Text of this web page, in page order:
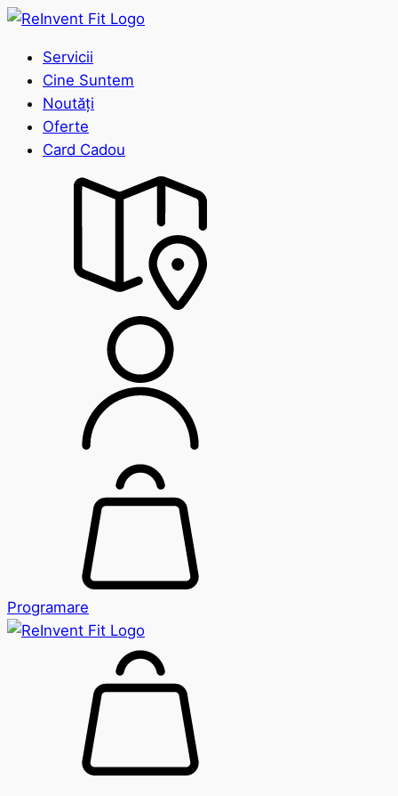
Servicii
Cine Suntem
Noutăți
Oferte
Card Cadou
Programare